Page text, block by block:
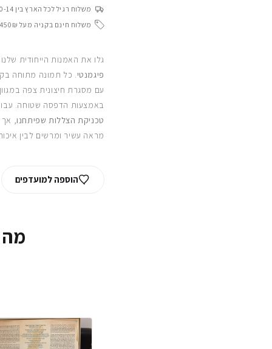
משלוח רגיל לכל הארץ בין 10-14 ימי עסקים
משלוח חינם בקניה מעל 450₪
גלו את האמנות הייחודית
פיגמנטי. כל תמונה מתוחה
עם מסגרת חיצונית צפה
באמצעות הדפסה שטוחה.
טכניקת הצללות שפיתחנו, אך
מראה עשיר ומרשים לבין
הוספה למועדפים